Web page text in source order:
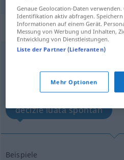
„entschlossen“:
entschlossen [ɛntˈʃlɔsən] advl
Übersicht aller
(Für mehr Details die Übersetzung
decizie luată spontan
Beispiele
Genaue Geolocation-Daten
Identifikation aktiv abfragen.
Informationen auf einem Gerät.
Messung von Werbung und Inhalten,
Entwicklung von Dienstleistungen.
Liste der Partner (Lieferanten)
Mehr Optionen